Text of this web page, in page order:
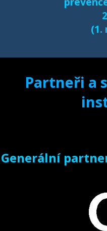
(1.
Partneři a
Generální